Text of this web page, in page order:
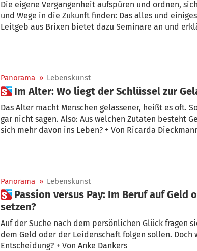
Die eigene Vergangenheit aufspüren und ordnen,
und Wege in die Zukunft finden: Das alles und
Leitgeb aus Brixen bietet dazu Seminare an und
Panorama » Lebenskunst
 Im Alter: Wo liegt der Schlüssel zur
Das Alter macht Menschen gelassener, heißt es oft.
gar nicht sagen. Also: Aus welchen Zutaten besteht
sich mehr davon ins Leben? + Von Ricarda
Panorama » Lebenskunst
 Passion versus Pay: Im Beruf auf Geld oder Leidenschaft
setzen?
Auf der Suche nach dem persönlichen Glück fragen
dem Geld oder der Leidenschaft folgen sollen. Doch wie trifft man eine solche
Entscheidung? + Von Anke Dankers